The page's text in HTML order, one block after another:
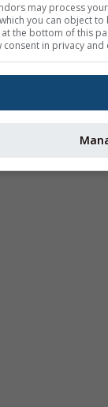
Some
interest,
for a link
withdraw